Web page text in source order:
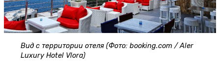
Вид с территории отеля (Фото: booking.com / Aler
Luxury Hotel Vlora)